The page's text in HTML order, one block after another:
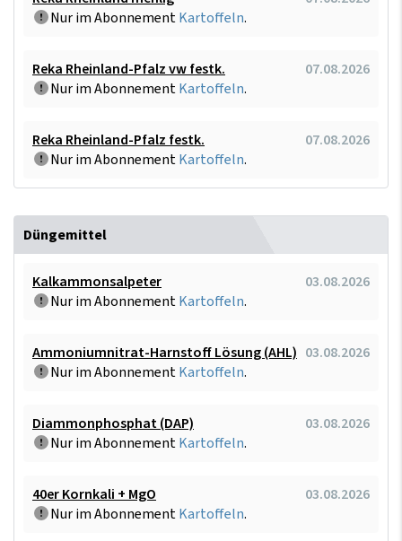
Nur im AbonnementKartoffeln.
Reka Rheinland-Pfalz vw festk.
07.08.2026
Nur im AbonnementKartoffeln.
Reka Rheinland-Pfalz festk.
07.08.2026
Nur im AbonnementKartoffeln.
Düngemittel
Kalkammonsalpeter
03.08.2026
Nur im AbonnementKartoffeln.
Ammoniumnitrat-Harnstoff Lösung (AHL) 03.08.2026
Nur im AbonnementKartoffeln.
Diammonphosphat (DAP)
03.08.2026
Nur im AbonnementKartoffeln.
40er Kornkali + MgO
03.08.2026
Nur im AbonnementKartoffeln.